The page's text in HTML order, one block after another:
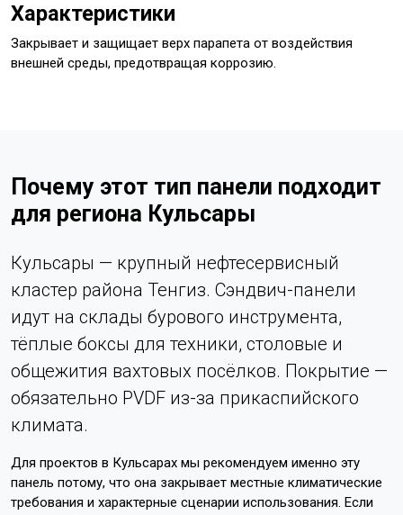
Характеристики
Закрывает и защищает верх парапета от воздействия
внешней среды, предотвращая коррозию.
Почему этот тип панели подходит
для региона Кульсары
Кульсары — крупный нефтесервисный
кластер района Тенгиз. Сэндвич-панели
идут на склады бурового инструмента,
тёплые боксы для техники, столовые и
общежития вахтовых посёлков. Покрытие —
обязательно PVDF из-за прикаспийского
климата.
Для проектов в Кульсарах мы рекомендуем именно эту
панель потому, что она закрывает местные климатические
требования и характерные сценарии использования. Если